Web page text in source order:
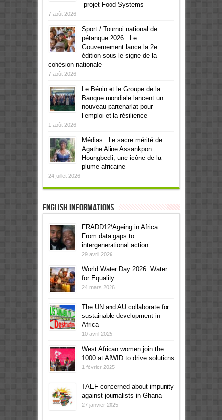
projet Food Systems
7 août 2026
Sport / Tournoi national de
pétanque 2026 : Le
Gouvernement lance la 2e
édition sous le signe de la
cohésion nationale
7 août 2026
Le Bénin et le Groupe de la
Banque mondiale lancent un
nouveau partenariat pour
l’emploi et la résilience
1 août 2026
Médias : Le sacre mérité de
Agathe Aline Assankpon
Houngbedji, une icône de la
plume africaine
24 juillet 2026
English informations
FRADD12/Ageing in Africa:
From data gaps to
intergenerational action
29 avril 2026
World Water Day 2026: Water
for Equality
24 mars 2026
The UN and AU collaborate for
sustainable development in
Africa
10 avril 2025
West African women join the
1000 at AfWID to drive solutions
1 février 2025
TAEF concerned about impunity
against journalists in Ghana
27 janvier 2025